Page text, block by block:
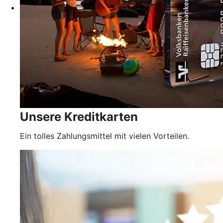
Unsere Kreditkarten
Ein tolles Zahlungsmittel mit vielen Vorteilen.